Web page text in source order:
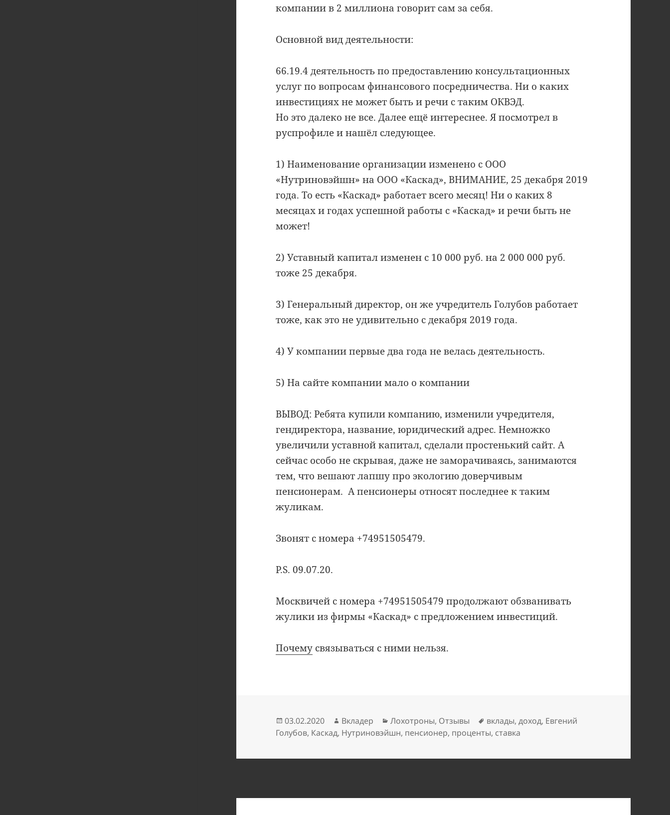
компании в 2 миллиона говорит сам за себя.
Основной вид деятельности:
66.19.4 деятельность по предоставлению консультационных
услуг по вопросам финансового посредничества. Ни о каких
инвестициях не может быть и речи с таким ОКВЭД.
Но это далеко не все. Далее ещё интереснее. Я посмотрел в
руспрофиле и нашёл следующее.
1) Наименование организации изменено с ООО
«Нутриновэйшн» на ООО «Каскад», ВНИМАНИЕ, 25 декабря 2019
года. То есть «Каскад» работает всего месяц! Ни о каких 8
месяцах и годах успешной работы с «Каскад» и речи быть не
может!
2) Уставный капитал изменен с 10 000 руб. на 2 000 000 руб.
тоже 25 декабря.
3) Генеральный директор, он же учредитель Голубов работает
тоже, как это не удивительно с декабря 2019 года.
4) У компании первые два года не велась деятельность.
5) На сайте компании мало о компании
ВЫВОД: Ребята купили компанию, изменили учредителя,
гендиректора, название, юридический адрес. Немножко
увеличили уставной капитал, сделали простенький сайт. А
сейчас особо не скрывая, даже не заморачиваясь, занимаются
тем, что вешают лапшу про экологию доверчивым
пенсионерам. А пенсионеры относят последнее к таким
жуликам.
Звонят с номера +74951505479.
P.S. 09.07.20.
Москвичей с номера +74951505479 продолжают обзванивать
жулики из фирмы «Каскад» с предложением инвестиций.
Почему связываться с ними нельзя.
Опубликовано
03.02.2020 Автор
Вкладер Рубрики
Лохотроны, Отзывы Метки
вклады,доход, Евгений
Голубов, Каскад, Нутриновэйшн, пенсионер, проценты, ставка